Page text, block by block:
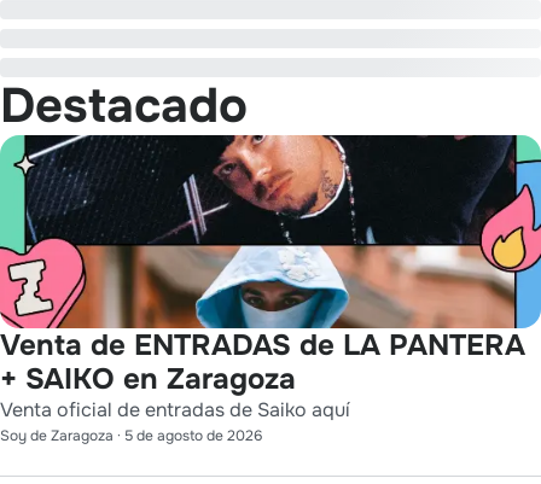
Destacado
Venta de ENTRADAS de LA PANTERA
+ SAIKO en Zaragoza
Venta oficial de entradas de Saiko aquí
Soy de Zaragoza · 5 de agosto de 2026